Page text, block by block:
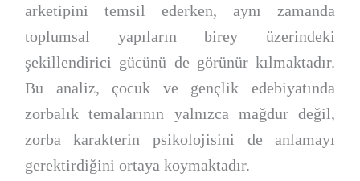
arketipini temsil ederken, aynı zamanda
toplumsal yapıların birey üzerindeki
şekillendirici gücünü de görünür kılmaktadır.
Bu analiz, çocuk ve gençlik edebiyatında
zorbalık temalarının yalnızca mağdur değil,
zorba karakterin psikolojisini de anlamayı
gerektirdiğini ortaya koymaktadır.